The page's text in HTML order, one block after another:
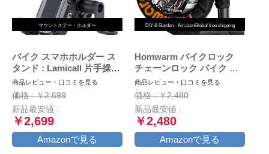
マウントステー・ホルダー
バイク スマホホルダー ス
タンド : Lamicall 片手操作
オートバイ ワンタッチ ス
マートフォンホルダー, ミ
ラーマウント付き,バイク用
携帯ホルダー,原付 スマホ
ホルダー, motorcycle
phone mount, 360度回転,
振動吸収, iPhone15 15Plus
商品レビュー・口コミを見る
価格 : ￥2,699
新品最安値 :
￥2,699
Amazonで見る
DIY & Garden - AmazonGlobal free shipping
Homwarm バイクロック
チェーンロック バイク 自
転車 ワイヤーロック φ(直
径)22mm×1200ｍｍ 頑丈
盗難防止 鍵3本セット (ブ
ラック)
商品レビュー・口コミを見る
価格 : ￥2,480
新品最安値 :
￥2,480
Amazonで見る